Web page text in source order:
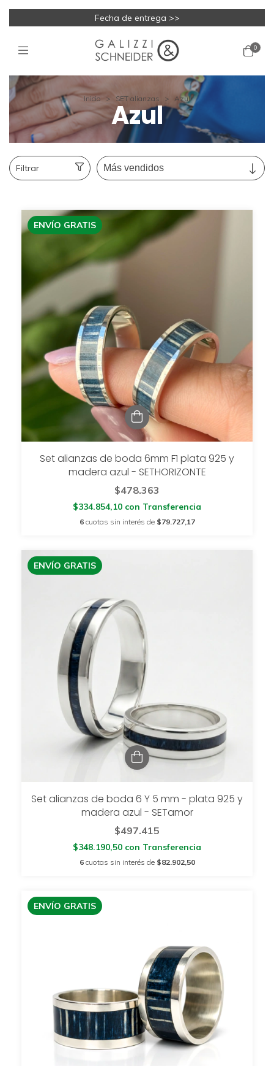
Fecha de entrega >>
0
Inicio > SET alianzas > Azul
Azul
Filtrar
ENVÍO GRATIS
Set alianzas de boda 6mm F1 plata 925 y
madera azul - SETHORIZONTE
$478.363
$334.854,10 con Transferencia
6 cuotas sin interés de $79.727,17
ENVÍO GRATIS
Set alianzas de boda 6 Y 5 mm - plata 925 y
madera azul - SETamor
$497.415
$348.190,50 con Transferencia
6 cuotas sin interés de $82.902,50
ENVÍO GRATIS